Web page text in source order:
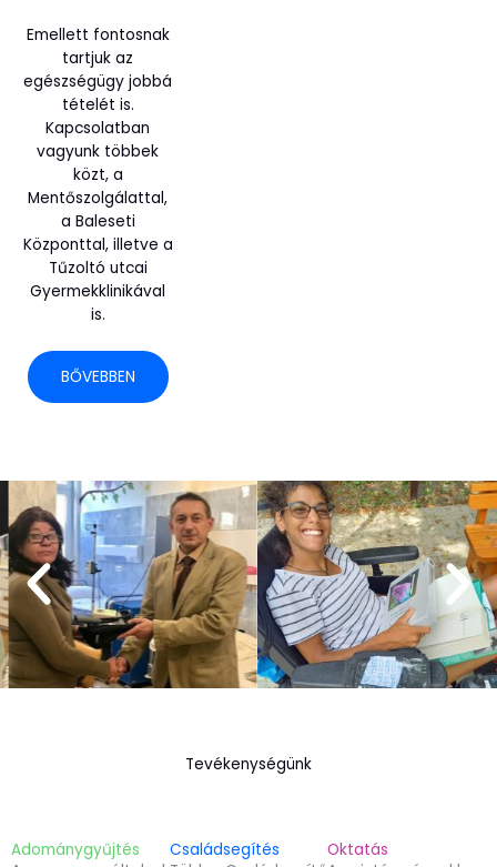
Emellett fontosnak
tartjuk az
egészségügy jobbá
tételét is.
Kapcsolatban
vagyunk többek
közt, a
Mentőszolgálattal,
a Baleseti
Központtal, illetve a
Tűzoltó utcai
Gyermekklinikával
is.
BŐVEBBEN
Tevékenységünk
Adománygyűjtés
Családsegítés
Oktatás